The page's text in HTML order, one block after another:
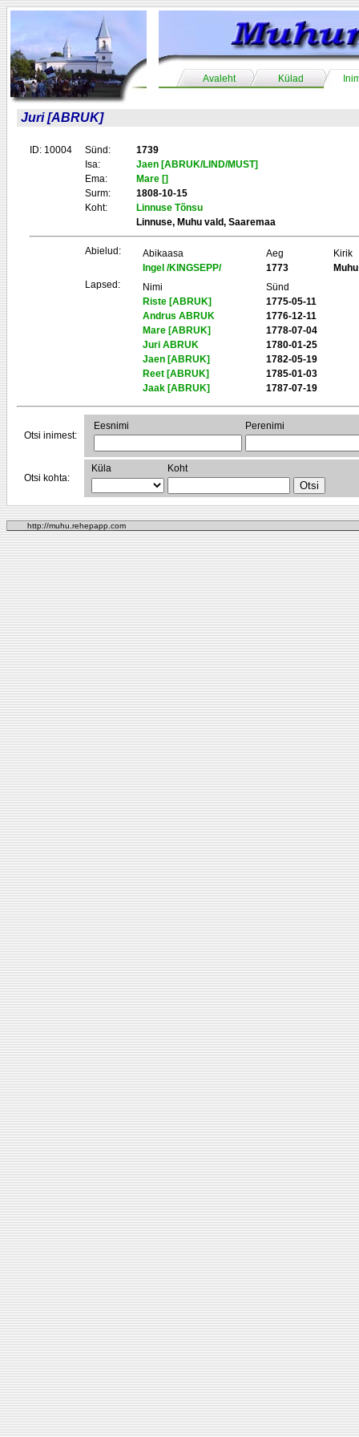
Avaleht Külad
Juri [ABRUK]
ID: 10004 Sünd:
1739
Isa:
Jaen [ABRUK/LIND/MUST]
Ema:
Mare []
Surm:
1808-10-15
Koht:
Linnuse Tõnsu
Linnuse, Muhu vald, Saaremaa
Abielud: Abikaasa Aeg
Kirik
Ingel /KINGSEPP/
1773
Muhu
Lapsed:
Nimi
Sünd
Riste [ABRUK]
1775-05-11
Andrus ABRUK
1776-12-11
Mare [ABRUK]
1778-07-04
Juri ABRUK
1780-01-25
Jaen [ABRUK]
1782-05-19
Reet [ABRUK]
1785-01-03
Jaak [ABRUK]
1787-07-19
Otsi inimest:
Eesnimi Perenimi
Otsi kohta:
Küla Koht
http://muhu.rehepapp.com